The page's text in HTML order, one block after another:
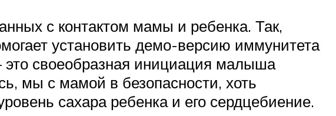
с контактом мамы и ребенка. Так,
установить демо-версию иммунитета
своеобразная инициация малыша
мы с мамой в безопасности, хоть
сахара ребенка и его сердцебиение.